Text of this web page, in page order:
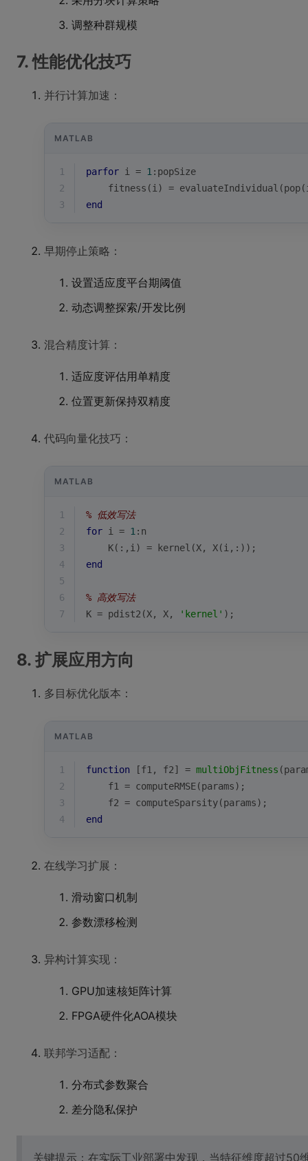
调整种群规模
7. 性能优化技巧
并行计算加速：
MATLAB
1 parfor i = 1 :popSize
2
    fitness(
i ) = evaluateIndividual(pop(
3
end
早期停止策略：
设置适应度平台期阈值
动态调整探索/开发比例
混合精度计算：
适应度评估用单精度
位置更新保持双精度
代码向量化技巧：
MATLAB
1
% 低效写法
2
for i = 1 :n
3
    K(:,
i ) = kernel(X, X( i ,:));
4
end
5
6
% 高效写法
7
K = pdist2(X, X, 'kernel' );
8. 扩展应用方向
多目标优化版本：
MATLAB
1 function [f1, f2] = multiObjFitness
2
    f1 = computeRMSE(params);
3
    f2 = computeSparsity(params);
4
end
在线学习扩展：
滑动窗口机制
参数漂移检测
异构计算实现：
GPU加速核矩阵计算
FPGA硬件化AOA模块
联邦学习适配：
分布式参数聚合
差分隐私保护
关键提示：在实际工业部署中发现，当特征维度超过50